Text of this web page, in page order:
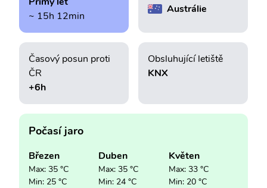
~ 15h 12min
Austrálie
Časový posun proti
ČR
+6h
Obsluhující letiště
KNX
Počasí jaro
Březen
Max: 35 °C
Min: 25 °C
Duben
Max: 35 °C
Min: 24 °C
Květen
Max: 33 °C
Min: 20 °C